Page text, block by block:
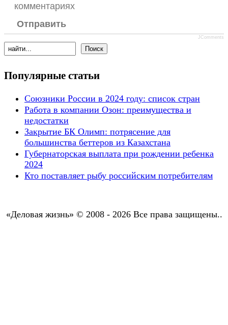
комментариях
Отправить
JComments
Популярные статьи
Союзники России в 2024 году: список стран
Работа в компании Озон: преимущества и
недостатки
Закрытие БК Олимп: потрясение для
большинства беттеров из Казахстана
Губернаторская выплата при рождении ребенка
2024
Кто поставляет рыбу российским потребителям
«Деловая жизнь» © 2008 - 2026 Все права защищены..